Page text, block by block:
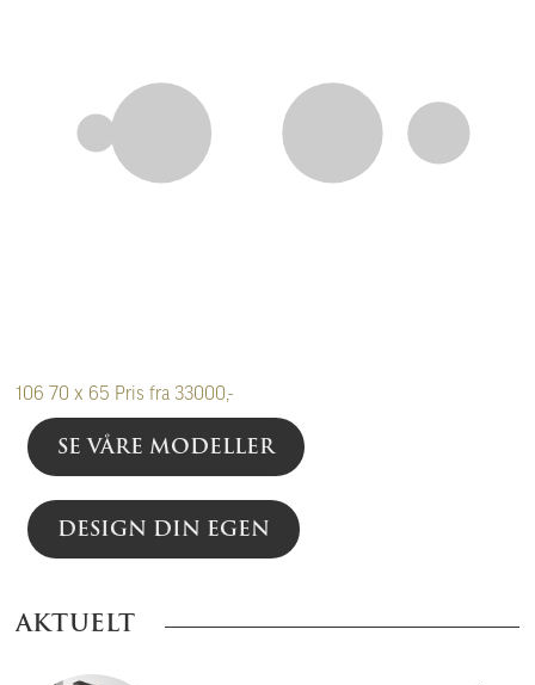
106 70 x 65 Pris fra 33000,-
SE VÅRE MODELLER
DESIGN DIN EGEN
AKTUELT